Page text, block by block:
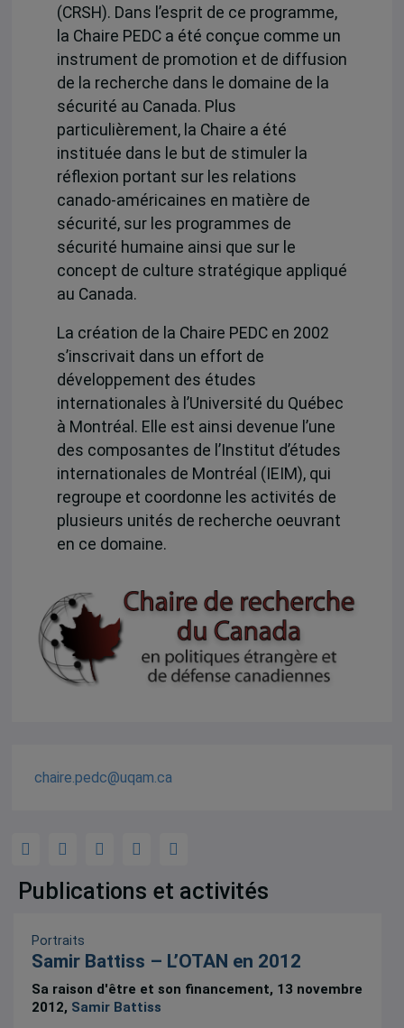
(CRSH). Dans l’esprit de ce programme,
la Chaire PEDC a été conçue comme un
instrument de promotion et de diffusion
de la recherche dans le domaine de la
sécurité au Canada. Plus
particulièrement, la Chaire a été
instituée dans le but de stimuler la
réflexion portant sur les relations
canado-américaines en matière de
sécurité, sur les programmes de
sécurité humaine ainsi que sur le
concept de culture stratégique appliqué
au Canada.
La création de la Chaire PEDC en 2002
s’inscrivait dans un effort de
développement des études
internationales à l’Université du Québec
à Montréal. Elle est ainsi devenue l’une
des composantes de l’Institut d’études
internationales de Montréal (IEIM), qui
regroupe et coordonne les activités de
plusieurs unités de recherche oeuvrant
en ce domaine.
chaire.pedc@uqam.ca
Publications et activités
Portraits
Samir Battiss – L’OTAN en 2012
Sa raison d'être et son financement, 13 novembre
2012, Samir Battiss